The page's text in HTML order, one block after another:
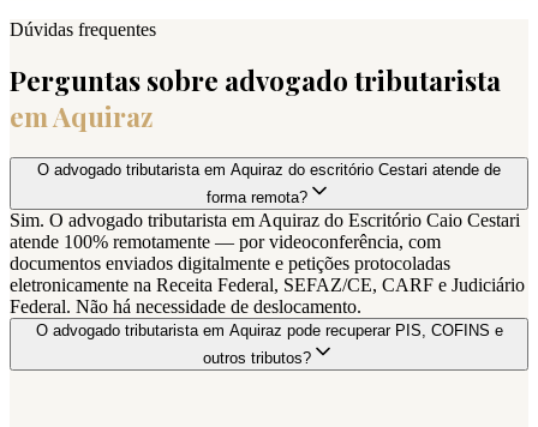
Dúvidas frequentes
Perguntas sobre advogado tributarista
emAquiraz
O advogado tributarista em Aquiraz do escritório Cestari atende de
forma remota?
Sim. O advogado tributarista em Aquiraz do Escritório Caio Cestari
atende 100% remotamente — por videoconferência, com
documentos enviados digitalmente e petições protocoladas
eletronicamente na Receita Federal, SEFAZ/CE, CARF e Judiciário
Federal. Não há necessidade de deslocamento.
O advogado tributarista em Aquiraz pode recuperar PIS, COFINS e
outros tributos?